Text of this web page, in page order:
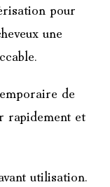
pour
une
de
rapidement et
utilisation.